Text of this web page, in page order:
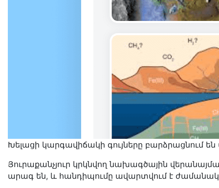
Խելացի կարգավիճակի գույները բարձրացնում
Յուրաքանչյուր կրկնվող նախագծային
արագ են, և հանդիպումը ավարտվում է